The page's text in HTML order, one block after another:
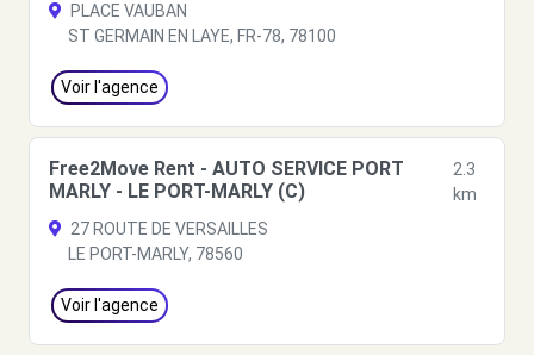
PLACE VAUBAN
ST GERMAIN EN LAYE, FR-78, 78100
Voir l'agence
Free2Move Rent - AUTO SERVICE PORT
MARLY - LE PORT-MARLY (C)
2.3
km
27 ROUTE DE VERSAILLES
LE PORT-MARLY, 78560
Voir l'agence